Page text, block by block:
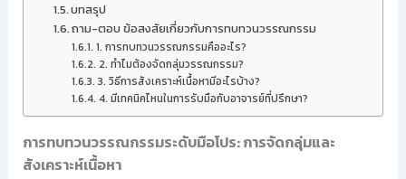
บทสรุป
ถาม-ตอบ ข้อสงสัยเกี่ยวกับการทบทวนวรรณกรรม
1. การทบทวนวรรณกรรมคืออะไร?
2. ทำไมต้องจัดกลุ่มวรรณกรรม?
3. วิธีการสังเคราะห์เนื้อหามีอะไรบ้าง?
4. มีเทคนิคไหนในการรับมือกับอาจารย์ที่ปรึกษา?
การทบทวนวรรณกรรมระดับมือโปร: การจัดกลุ่มและ
สังเคราะห์เนื้อหา